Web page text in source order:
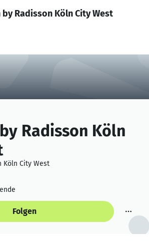
Anmelden
Job posten
by Radisson Köln City West
Radisson Köln
Köln City West
Folgen